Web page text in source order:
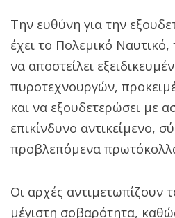
Την ευθύνη για την
έχει το Πολεμικό
να αποστείλει
πυροτεχνουργών,
και να εξουδετερώσει με
επικίνδυνο αντικείμενο,
προβλεπόμενα
Οι αρχές αντιμετωπίζουν
μέγιστη σοβαρότητα,